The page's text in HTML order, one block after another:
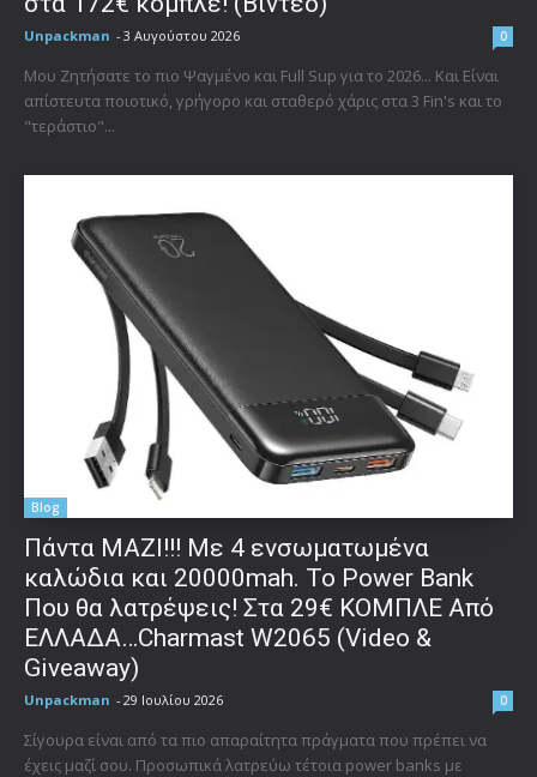
Unpackman - 3 Αυγούστου 2026 0
Μου Ζητήσατε το πιο Ψαγμένο και Full Sup για το 2026... Και Είναι
απίστευτα ποιοτικό, γρήγορο και σταθερό χάρις στα 3 Fin's και το
"τεράστιο"...
Blog
Πάντα ΜΑΖΙ!!! Με 4 ενσωματωμένα
καλώδια και 20000mah. Το Power Bank
Που θα λατρέψεις! Στα 29€ ΚΟΜΠΛΕ Από
ΕΛΛΑΔΑ…Charmast W2065 (Video &
Giveaway)
Unpackman - 29 Ιουλίου 2026 0
Σίγουρα είναι από τα πιο απαραίτητα πράγματα που πρέπει να
έχεις μαζί σου. Προσωπικά λατρεύω τέτοια power banks με